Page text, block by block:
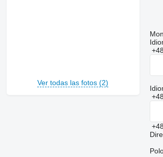
Ver todas las fotos (2)